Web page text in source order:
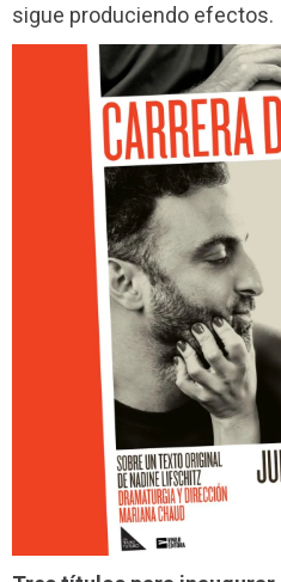
sigue produciendo efectos.